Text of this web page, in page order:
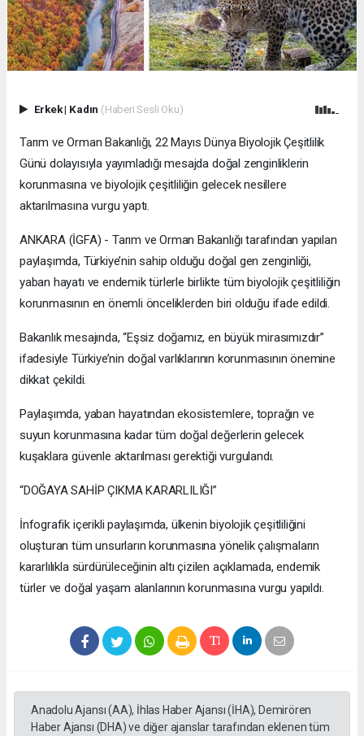
Erkek| Kadın (Haberi Sesli Oku)
Tarım ve Orman Bakanlığı, 22 Mayıs Dünya Biyolojik Çeşitlilik
Günü dolayısıyla yayımladığı mesajda doğal zenginliklerin
korunmasına ve biyolojik çeşitliliğin gelecek nesillere
aktarılmasına vurgu yaptı.
ANKARA (İGFA) - Tarım ve Orman Bakanlığı tarafından yapılan
paylaşımda, Türkiye’nin sahip olduğu doğal gen zenginliği,
yaban hayatı ve endemik türlerle birlikte tüm biyolojik çeşitliliğin
korunmasının en önemli önceliklerden biri olduğu ifade edildi.
Bakanlık mesajında, “Eşsiz doğamız, en büyük mirasımızdır”
ifadesiyle Türkiye’nin doğal varlıklarının korunmasının önemine
dikkat çekildi.
Paylaşımda, yaban hayatından ekosistemlere, toprağın ve
suyun korunmasına kadar tüm doğal değerlerin gelecek
kuşaklara güvenle aktarılması gerektiği vurgulandı.
“DOĞAYA SAHİP ÇIKMA KARARLILIĞI”
İnfografik içerikli paylaşımda, ülkenin biyolojik çeşitliliğini
oluşturan tüm unsurların korunmasına yönelik çalışmaların
kararlılıkla sürdürüleceğinin altı çizilen açıklamada, endemik
türler ve doğal yaşam alanlarının korunmasına vurgu yapıldı.
Anadolu Ajansı (AA), İhlas Haber Ajansı (İHA), Demirören
Haber Ajansı (DHA) ve diğer ajanslar tarafından eklenen tüm